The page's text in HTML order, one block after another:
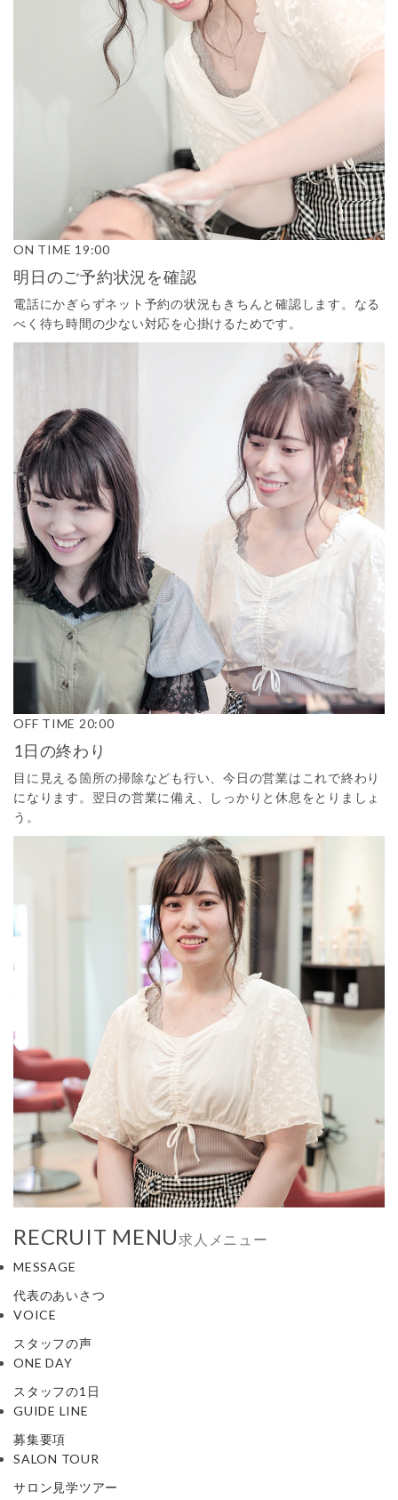
ON TIME 19:00
明日のご予約状況を確認
電話にかぎらずネット予約の状況もきちんと確認します。なる
べく待ち時間の少ない対応を心掛けるためです。
OFF TIME 20:00
1日の終わり
目に見える箇所の掃除なども行い、今日の営業はこれで終わり
になります。翌日の営業に備え、しっかりと休息をとりましょ
う。
RECRUIT MENU求人メニュー
MESSAGE
代表のあいさつ
VOICE
スタッフの声
ONE DAY
スタッフの1日
GUIDE LINE
募集要項
SALON TOUR
サロン見学ツアー